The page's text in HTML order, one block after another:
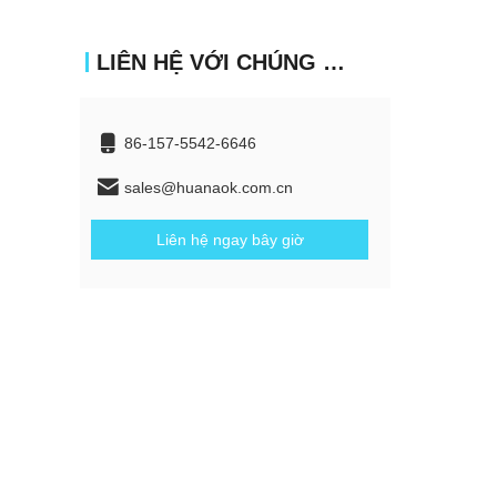
LIÊN HỆ VỚI CHÚNG TÔI
86-157-5542-6646
sales@huanaok.com.cn
Liên hệ ngay bây giờ